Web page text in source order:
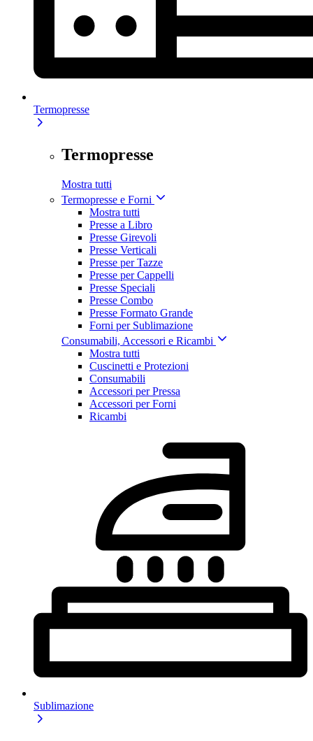
Termopresse
Termopresse
Mostra tutti
Termopresse e Forni
Mostra tutti
Presse a Libro
Presse Girevoli
Presse Verticali
Presse per Tazze
Presse per Cappelli
Presse Speciali
Presse Combo
Presse Formato Grande
Forni per Sublimazione
Consumabili, Accessori e Ricambi
Mostra tutti
Cuscinetti e Protezioni
Consumabili
Accessori per Pressa
Accessori per Forni
Ricambi
Sublimazione